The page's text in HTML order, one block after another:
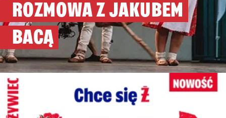
ROZMOWA Z JAKUBEM
BACĄ